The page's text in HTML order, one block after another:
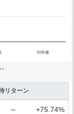
10年後
リターン
～ +75.74%